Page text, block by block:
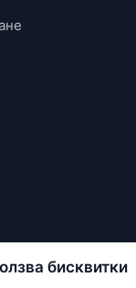
бисквитки